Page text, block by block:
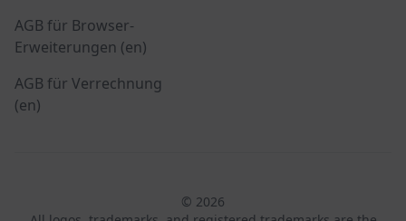
AGB für Browser-
Erweiterungen (en)
AGB für Verrechnung
(en)
© 2026